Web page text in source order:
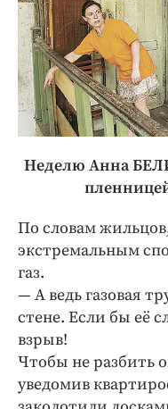
Неделю Анна
По словам
экстремальным
газ.
— А ведь газовая
стене. Если бы её
взрыв!
Чтобы не разбить
уведомив